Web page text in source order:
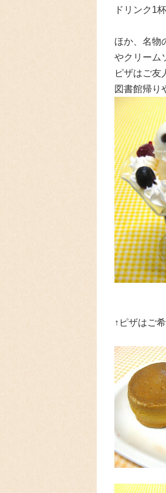
ドリンク1
ほか、名物
やクリーム
ピザはご友
図書館帰り
↑ピザはご